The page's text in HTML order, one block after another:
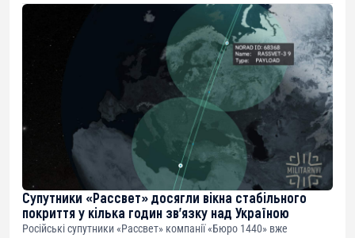
Супутники «Рассвет» досягли вікна стабільного
покриття у кілька годин зв’язку над Україною
Російські супутники «Рассвет» компанії «Бюро 1440» вже